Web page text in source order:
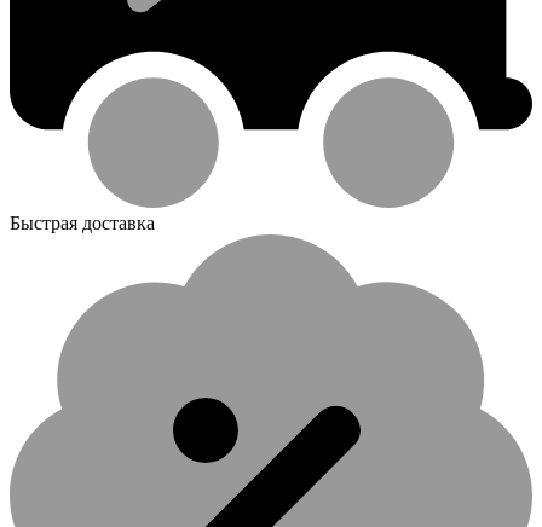
Быстрая доставка